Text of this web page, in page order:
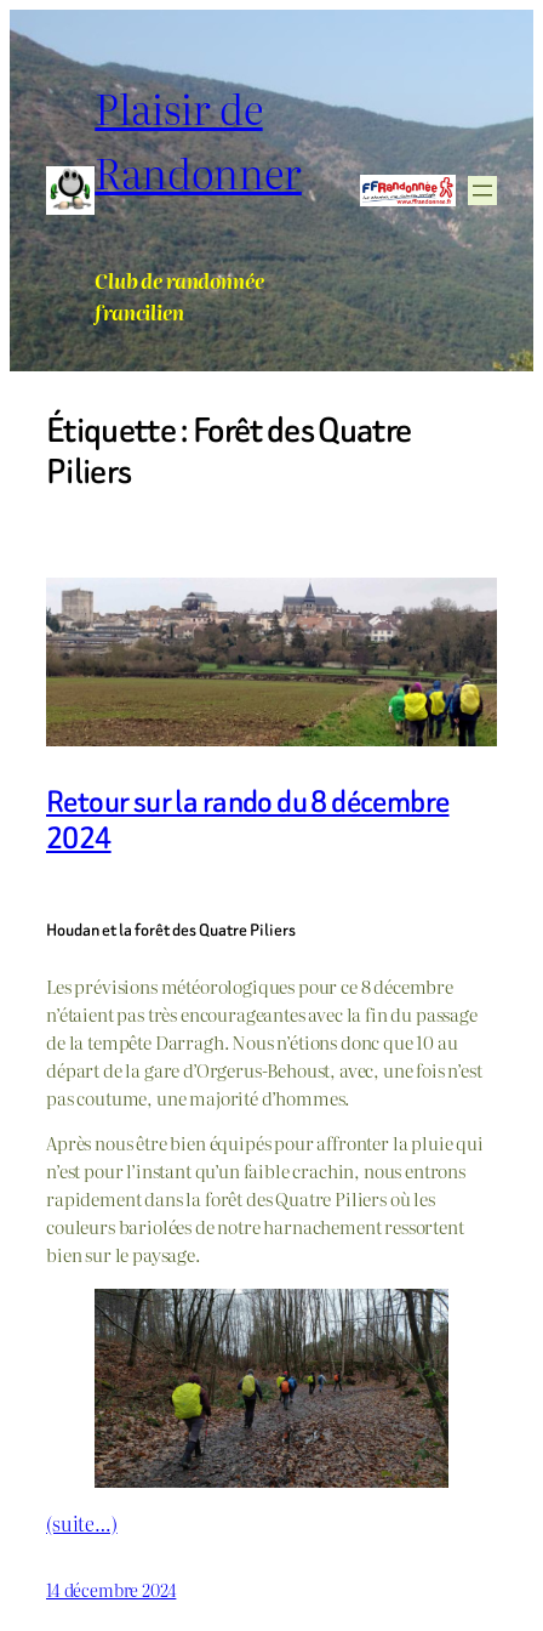
Aller
au
contenu Plaisir de
Randonner
Club de randonnée
francilien
Étiquette :Forêt des Quatre
Piliers
Retour sur la rando du 8 décembre
2024
Houdan et la forêt des Quatre Piliers
Les prévisions météorologiques pour ce 8 décembre
n’étaient pas très encourageantes avec la fin du passage
de la tempête Darragh. Nous n’étions donc que 10 au
départ de la gare d’Orgerus-Behoust, avec, une fois n’est
pas coutume, une majorité d’hommes.
Après nous être bien équipés pour affronter la pluie qui
n’est pour l’instant qu’un faible crachin, nous entrons
rapidement dans la forêt des Quatre Piliers où les
couleurs bariolées de notre harnachement ressortent
bien sur le paysage.
(suite…)
14 décembre 2024